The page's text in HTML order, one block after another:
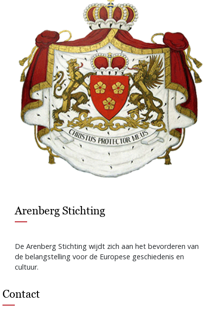
Arenberg Stichting
De Arenberg Stichting wijdt zich aan het bevorderen van
de belangstelling voor de Europese geschiedenis en
cultuur.
Contact